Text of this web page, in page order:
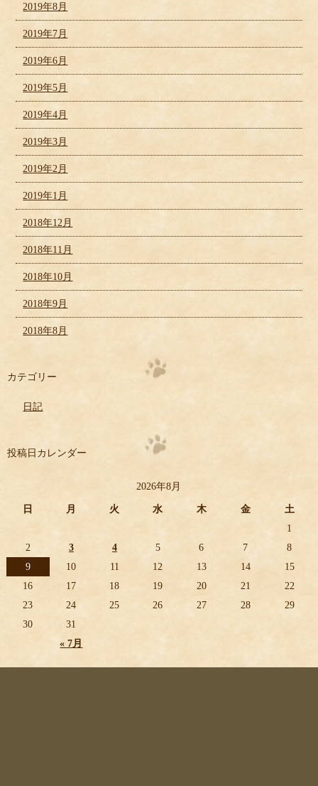
2019年8月
2019年7月
2019年6月
2019年5月
2019年4月
2019年3月
2019年2月
2019年1月
2018年12月
2018年11月
2018年10月
2018年9月
2018年8月
カテゴリー
日記
投稿日カレンダー
2026年8月
日 月 火 水 木 金 土
« 7月
1
2
3 4 5 6 7
8
9
10 11 12 13 14
15
16
17 18 19 20 21
22
23
24 25 26 27 28
29
30
31